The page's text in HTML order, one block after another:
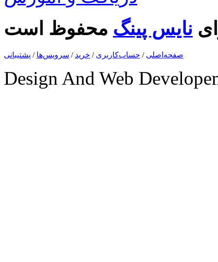
نایس پینگ
صفحه‌اصلی / حساب‌کاربری / خرید / سرویس‌ها / پشتیبانی
Design And Web